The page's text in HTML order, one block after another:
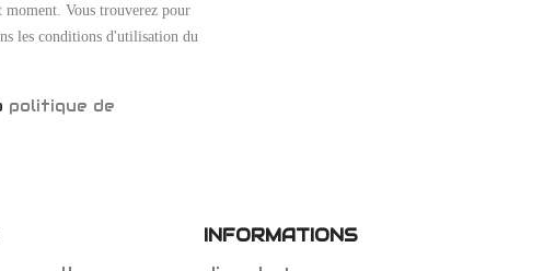
moment. Vous trouverez pour
les conditions d'utilisation du
politique de
INFORMATIONS